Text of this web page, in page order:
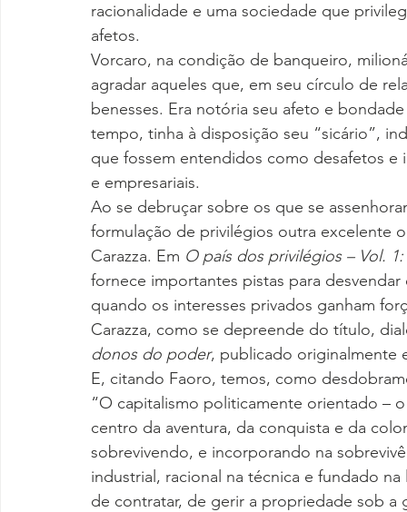
racionalidade e uma sociedade que
afetos.
Vorcaro, na condição de banqueiro,
agradar aqueles que, em seu círculo de
benesses. Era notória seu afeto e
tempo, tinha à disposição seu “sicário”,
que fossem entendidos como desafetos
e empresariais.
Ao se debruçar sobre os que se
formulação de privilégios outra excelente
Carazza. Em O país dos privilégios – Vol.
fornece importantes pistas para
quando os interesses privados ganham
Carazza, como se depreende do título,
donos do poder, publicado originalmente
E, citando Faoro, temos, como
“O capitalismo politicamente orientado –
centro da aventura, da conquista e da
sobrevivendo, e incorporando na
industrial, racional na técnica e fundado
de contratar, de gerir a propriedade sob